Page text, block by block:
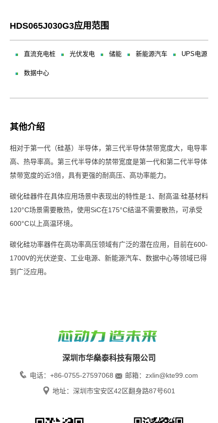
HDS065J030G3应用范围
直流充电桩 光伏发电 储能 新能源汽车 UPS电源
数据中心
其他介绍
相对于第一代（硅基）半导体，第三代半导体禁带宽度大，电导率
高、热导率高。第三代半导体的禁带宽度是第一代和第二代半导体
禁带宽度的近3倍，具有更强的耐高压、高功率能力。
碳化硅器件在具体应用场景中表现出的特性是:1、耐高温:硅基材料
120°C场景需要散热，使用SiC在175°C结温不需要散热，可承受
600°C以上高温环境。
碳化硅功率器件在高功率高压领域有广泛的潜在应用，目前在600-
1700V的光伏逆变、工业电源、新能源汽车、数据中心等领域已得
到广泛应用。
深圳市华燊泰科技有限公司
电话：+86-0755-27597068
邮箱：zxlin@kte99.com
地址：深圳市宝安区42区翻身路87号601